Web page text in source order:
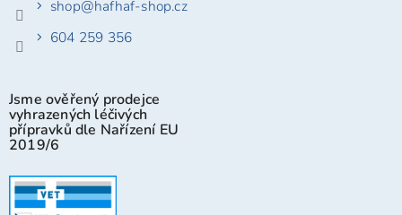
shop@hafhaf-shop.cz
604 259 356
Jsme ověřený prodejce
vyhrazených léčivých
přípravků dle Nařízení EU
2019/6